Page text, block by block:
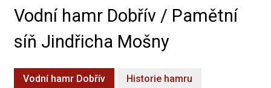
Vodní hamr Dobřív / Pamětní
síň Jindřicha Mošny
Vodní hamr Dobřív Historie hamru